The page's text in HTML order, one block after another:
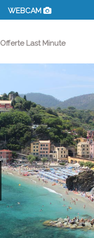
WEBCAM
Offerte Last Minute